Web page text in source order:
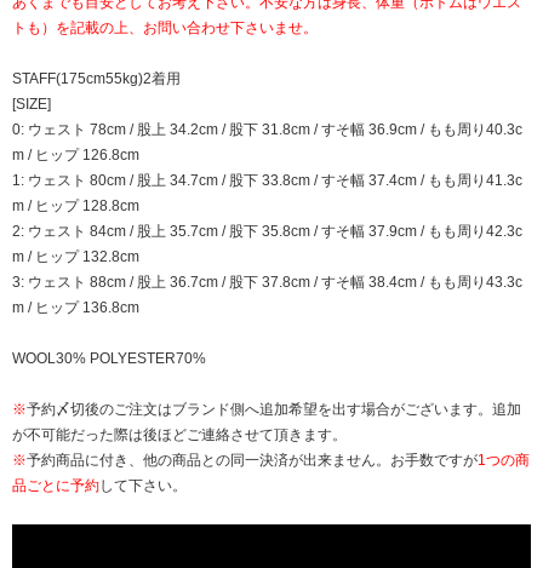
トも）を記載の上、お問い合わせ下さいませ。
STAFF(175cm55kg)2着用
[SIZE]
0: ウェスト 78cm / 股上 34.2cm / 股下 31.8cm / すそ幅 36.9cm / もも周り40.3c
m / ヒップ 126.8cm
1: ウェスト 80cm / 股上 34.7cm / 股下 33.8cm / すそ幅 37.4cm / もも周り41.3c
m / ヒップ 128.8cm
2: ウェスト 84cm / 股上 35.7cm / 股下 35.8cm / すそ幅 37.9cm / もも周り42.3c
m / ヒップ 132.8cm
3: ウェスト 88cm / 股上 36.7cm / 股下 37.8cm / すそ幅 38.4cm / もも周り43.3c
m / ヒップ 136.8cm
WOOL30% POLYESTER70%
※予約〆切後のご注文はブランド側へ追加希望を出す場合がございます。追加
が不可能だった際は後ほどご連絡させて頂きます。
※予約商品に付き、他の商品との同一決済が出来ません。お手数ですが1つの商
品ごとに予約して下さい。